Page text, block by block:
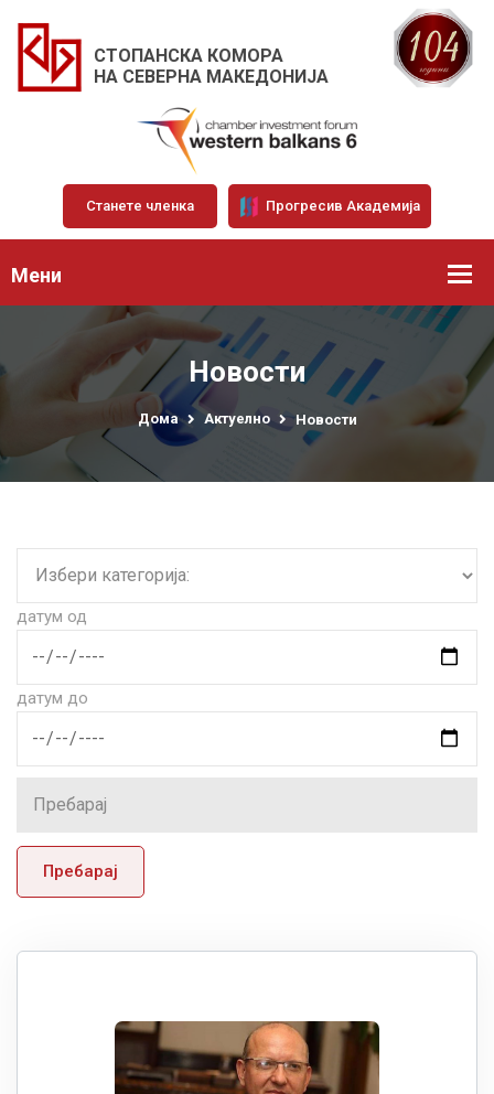
СТОПАНСКА КОМОРА
НА СЕВЕРНА МАКЕДОНИЈА
Станете членка Прогресив Академија
Мени
Новости
Дома Актуелно Новости
датум од
датум до
Пребарај